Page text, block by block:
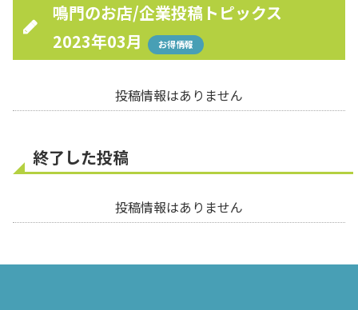
鳴門のお店/企業投稿トピックス
2023年03月
お得情報
投稿情報はありません
終了した投稿
投稿情報はありません